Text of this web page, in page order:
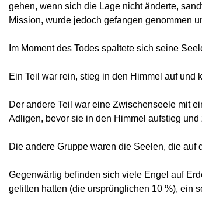
gehen, wenn sich die Lage nicht änderte,
Mission, wurde jedoch gefangen genommen
Im Moment des Todes spaltete sich seine
Ein Teil war rein, stieg in den Himmel auf und
Der andere Teil war eine Zwischenseele mit
Adligen, bevor sie in den Himmel aufstieg
Die andere Gruppe waren die Seelen, die auf
Gegenwärtig befinden sich viele Engel auf
gelitten hatten (die ursprünglichen 10 %), ein